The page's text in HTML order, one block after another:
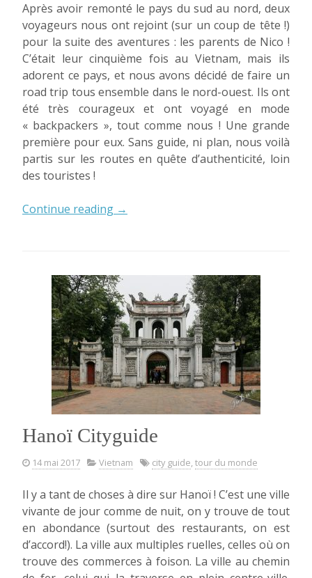
Après avoir remonté le pays du sud au nord, deux
voyageurs nous ont rejoint (sur un coup de tête !)
pour la suite des aventures : les parents de Nico !
C’était leur cinquième fois au Vietnam, mais ils
adorent ce pays, et nous avons décidé de faire un
road trip tous ensemble dans le nord-ouest. Ils ont
été très courageux et ont voyagé en mode
« backpackers », tout comme nous ! Une grande
première pour eux. Sans guide, ni plan, nous voilà
partis sur les routes en quête d’authenticité, loin
des touristes !
Continue reading « Road
nord
du
Vietnam
en
famille »
→
Hanoï Cityguide
14 mai 2017 Vietnam city guide, tour du monde
Il y a tant de choses à dire sur Hanoï ! C’est une ville
vivante de jour comme de nuit, on y trouve de tout
en abondance (surtout des restaurants, on est
d’accord!). La ville aux multiples ruelles, celles où on
trouve des commerces à foison. La ville au chemin